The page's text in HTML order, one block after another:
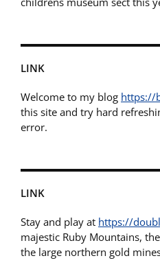
LINK
Welcome to my blog https://
this site and try hard
error.
LINK
Stay and play at https://
majestic Ruby Mountains,
the large northern gold